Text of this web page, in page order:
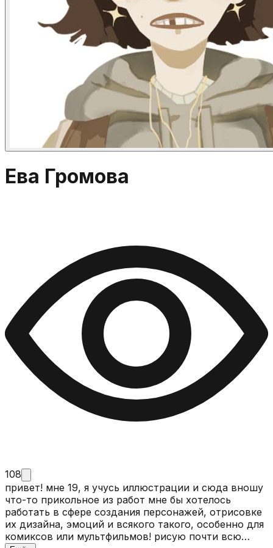
Ева Громова
108
привет! мне 19, я учусь иллюстрации и сюда вношу
что-то прикольное из работ мне бы хотелось
работать в сфере создания персонажей, отрисовке
их дизайна, эмоций и всякого такого, особенно для
комиксов или мультфильмов! рисую почти всю